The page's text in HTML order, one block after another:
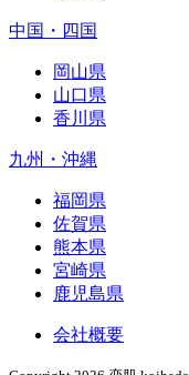
中国・四国
岡山県
山口県
香川県
九州・沖縄
福岡県
佐賀県
熊本県
宮崎県
鹿児島県
会社概要